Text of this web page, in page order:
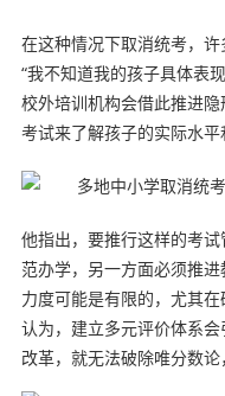
在这种情况下取消统考，许
“我不知道我的孩子具体表
校外培训机构会借此推进
考试来了解孩子的实际水平
他指出，要推行这样的考
范办学，另一方面必须推
力度可能是有限的，尤其
认为，建立多元评价体系
改革，就无法破除唯分数